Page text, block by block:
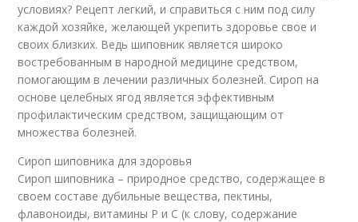
условиях? Рецепт легкий, и справиться с ним под силу
каждой хозяйке, желающей укрепить здоровье свое и
своих близких. Ведь шиповник является широко
востребованным в народной медицине средством,
помогающим в лечении различных болезней. Сироп на
основе целебных ягод является эффективным
профилактическим средством, защищающим от
множества болезней.
Сироп шиповника для здоровья
Сироп шиповника – природное средство, содержащее в
своем составе дубильные вещества, пектины,
флавоноиды, витамины Р и С (к слову, содержание